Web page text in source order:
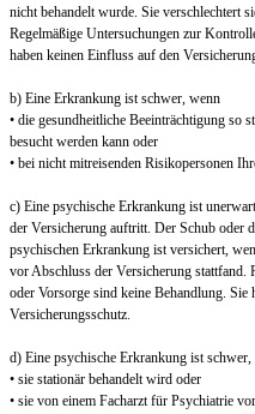
nicht behandelt wurde. Sie verschlechtert
Regelmäßige Untersuchungen zur
haben keinen Einfluss auf den
b) Eine Erkrankung ist schwer, wenn
• die gesundheitliche Beeinträchtigung so
besucht werden kann oder
• bei nicht mitreisenden Risikopersonen
c) Eine psychische Erkrankung ist
der Versicherung auftritt. Der Schub oder
psychischen Erkrankung ist versichert,
vor Abschluss der Versicherung
oder Vorsorge sind keine Behandlung. Sie
Versicherungsschutz.
d) Eine psychische Erkrankung ist schwer,
• sie stationär behandelt wird oder
• sie von einem Facharzt für Psychiatrie